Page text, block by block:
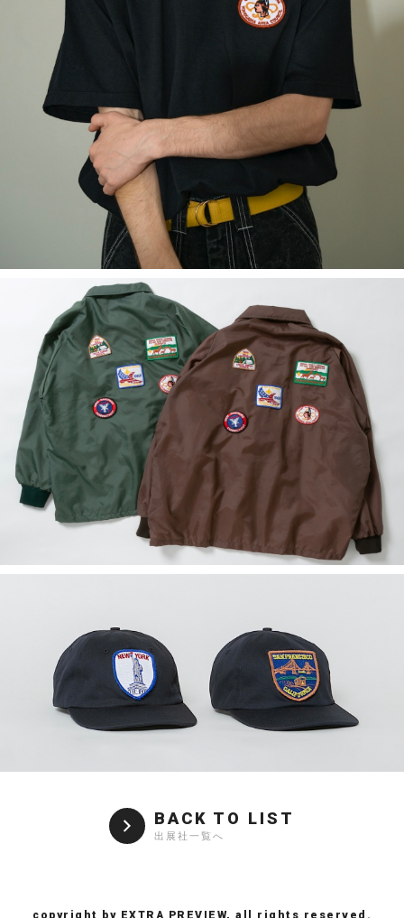
BACK TO LIST
出展社一覧へ
copyright by EXTRA PREVIEW, all rights reserved.